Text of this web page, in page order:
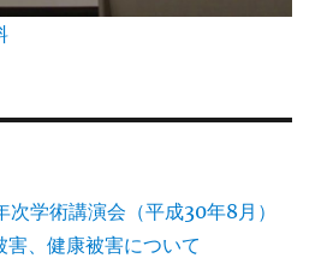
次学術講演会（平成30年8月）
害、健康被害について